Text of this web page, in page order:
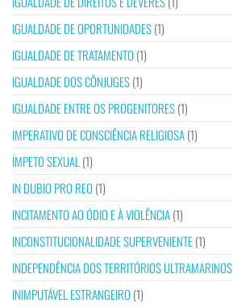
IGUALDADE DE OPORTUNIDADES(1)
IGUALDADE DE TRATAMENTO (1)
IGUALDADE DOS CÔNJUGES(1)
IGUALDADE ENTRE OS PROGENITORES(1)
IMPERATIVO DE CONSCIÊNCIA RELIGIOSA(1)
ÍMPETO SEXUAL (1)
IN DUBIO PRO REO (1)
INCITAMENTO AO ÓDIO E À VIOLÊNCIA(1)
INCONSTITUCIONALIDADE SUPERVENIENTE(1)
INDEPENDÊNCIA DOS TERRITÓRIOS ULTRAMARINOS
INIMPUTÁVEL ESTRANGEIRO (1)